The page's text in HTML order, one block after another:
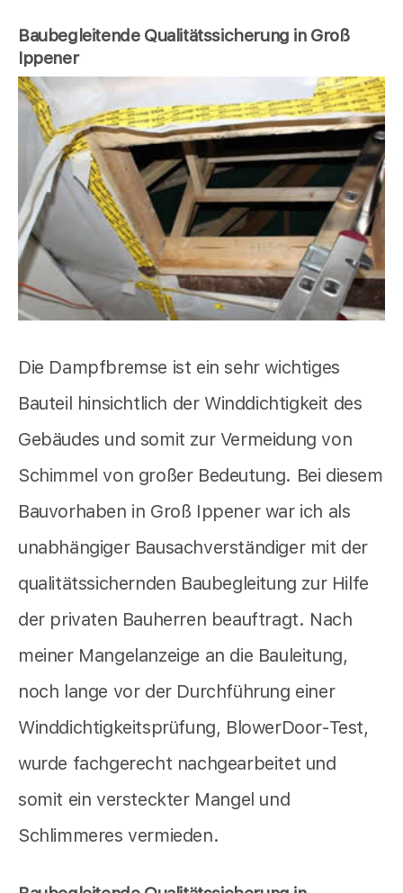
Baubegleitende Qualitätssicherung in Groß
Ippener
Die Dampfbremse ist ein sehr wichtiges
Bauteil hinsichtlich der Winddichtigkeit des
Gebäudes und somit zur Vermeidung von
Schimmel von großer Bedeutung. Bei diesem
Bauvorhaben in Groß Ippener war ich als
unabhängiger Bausachverständiger mit der
qualitätssichernden Baubegleitung zur Hilfe
der privaten Bauherren beauftragt. Nach
meiner Mangelanzeige an die Bauleitung,
noch lange vor der Durchführung einer
Winddichtigkeitsprüfung, BlowerDoor-Test,
wurde fachgerecht nachgearbeitet und
somit ein versteckter Mangel und
Schlimmeres vermieden.